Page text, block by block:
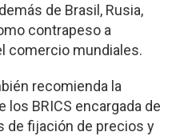
de Brasil, Rusia,
contrapeso a
comercio mundiales.
recomienda la
los BRICS encargada de
de fijación de precios y